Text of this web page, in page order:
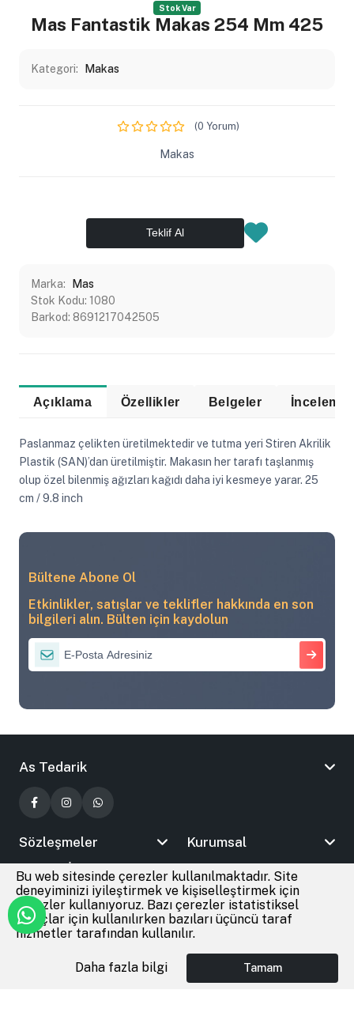
Anasayfa Giriş Yap Sepet
Stok Var
Mas Fantastik Makas 254 Mm 425
Kategori: Makas
(0 Yorum)
Makas
Teklif Al
Marka:
Mas
Stok Kodu: 1080
Barkod: 8691217042505
Açıklama Özellikler Belgeler
Paslanmaz çelikten üretilmektedir ve tutma yeri Stiren Akrilik
Plastik (SAN)’dan üretilmiştir. Makasın her tarafı taşlanmış
olup özel bilenmiş ağızları kağıdı daha iyi kesmeye yarar. 25
cm / 9.8 inch
Bültene Abone Ol
Etkinlikler, satışlar ve teklifler hakkında en son
bilgileri alın. Bülten için kaydolun
As Tedarik
Sözleşmeler
Kurumsal
Bizimle İletişime Geçin
© 2026As TedarikTüm Hakları Saklıdır
Bu web sitesinde çerezler kullanılmaktadır. Site
deneyiminizi iyileştirmek ve kişiselleştirmek için
çerezler kullanıyoruz. Bazı çerezler istatistiksel
amaçlar için kullanılırken bazıları üçüncü taraf
hizmetler tarafından kullanılır.
Daha fazla bilgi Tamam